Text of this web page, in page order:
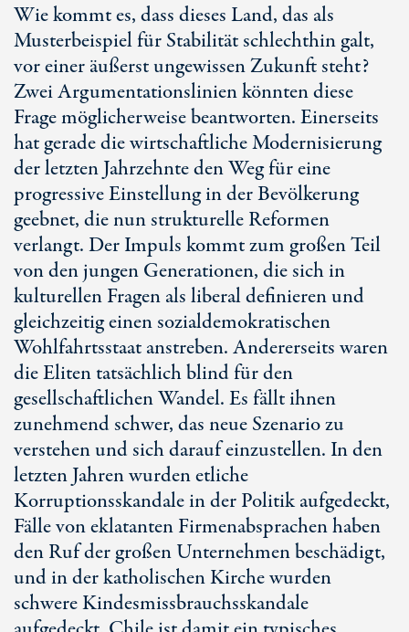
Wie kommt es, dass dieses Land, das als
Musterbeispiel für Stabilität schlechthin galt,
vor einer äußerst ungewissen Zukunft steht?
Zwei Argumentationslinien könnten diese
Frage möglicherweise beantworten. Einerseits
hat gerade die wirtschaftliche Modernisierung
der letzten Jahrzehnte den Weg für eine
progressive Einstellung in der Bevölkerung
geebnet, die nun strukturelle Reformen
verlangt. Der Impuls kommt zum großen Teil
von den jungen Generationen, die sich in
kulturellen Fragen als liberal definieren und
gleichzeitig einen sozialdemokratischen
Wohlfahrtsstaat anstreben. Andererseits waren
die Eliten tatsächlich blind für den
gesellschaftlichen Wandel. Es fällt ihnen
zunehmend schwer, das neue Szenario zu
verstehen und sich darauf einzustellen. In den
letzten Jahren wurden etliche
Korruptionsskandale in der Politik aufgedeckt,
Fälle von eklatanten Firmenabsprachen haben
den Ruf der großen Unternehmen beschädigt,
und in der katholischen Kirche wurden
schwere Kindesmissbrauchsskandale